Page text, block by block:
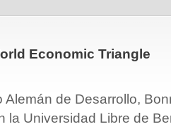
Economic Triangle
Alemán de Desarrollo,
la Universidad Libre de